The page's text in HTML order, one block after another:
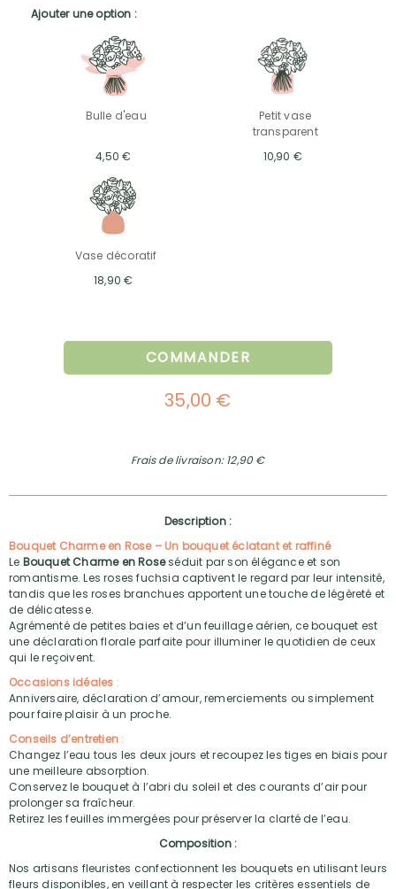
Ajouter une option :
Bulle d'eau
4,50 €
Petit vase
transparent
10,90 €
Vase décoratif
18,90 €
COMMANDER
35,00 €
Frais de livraison: 12,90 €
Description :
Bouquet Charme en Rose – Un bouquet éclatant et raffiné
Le Bouquet Charme en Roseséduit par son élégance et son
romantisme. Les roses fuchsia captivent le regard par leur intensité,
tandis que les roses branchues apportent une touche de légèreté et
de délicatesse.
Agrémenté de petites baies et d’un feuillage aérien, ce bouquet est
une déclaration florale parfaite pour illuminer le quotidien de ceux
qui le reçoivent.
Occasions idéales :
Anniversaire, déclaration d’amour, remerciements ou simplement
pour faire plaisir à un proche.
Conseils d’entretien :
Changez l’eau tous les deux jours et recoupez les tiges en biais pour
une meilleure absorption.
Conservez le bouquet à l’abri du soleil et des courants d’air pour
prolonger sa fraîcheur.
Retirez les feuilles immergées pour préserver la clarté de l’eau.
Composition :
Nos artisans fleuristes confectionnent les bouquets en utilisant leurs
fleurs disponibles, en veillant à respecter les critères essentiels de